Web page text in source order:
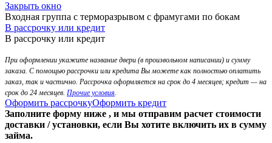
Закрыть окно
Входная группа с терморазрывом с фрамугами по бокам
В рассрочку или кредит
В рассрочку или кредит
При оформлении укажите название двери (в произвольном написании) и сумму
заказа. С помощью рассрочки или кредита Вы можете как полностью оплатить
заказ, так и частично. Рассрочка оформляется на срок до 4 месяцев; кредит — на
срок до 24 месяцев. Прочие условия.
Оформить рассрочкуОформить кредит
Заполните форму ниже , и мы отправим расчет стоимости
доставки / установки, если Вы хотите включить их в сумму
займа.